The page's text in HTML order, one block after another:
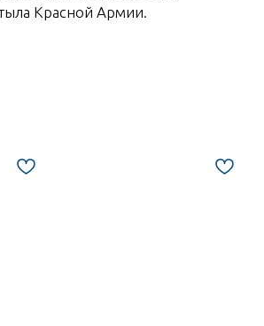
Красной Армии.